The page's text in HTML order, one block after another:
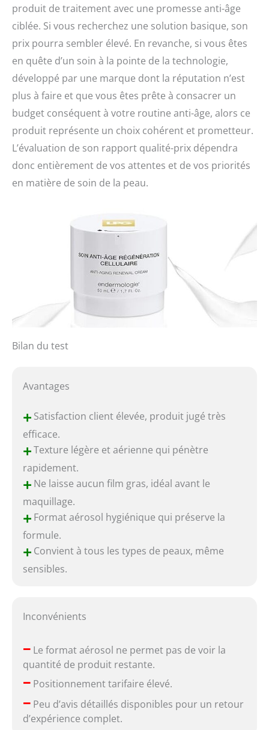
produit de traitement avec une promesse anti-âge
ciblée. Si vous recherchez une solution basique, son
prix pourra sembler élevé. En revanche, si vous êtes
en quête d’un soin à la pointe de la technologie,
développé par une marque dont la réputation n’est
plus à faire et que vous êtes prête à consacrer un
budget conséquent à votre routine anti-âge, alors ce
produit représente un choix cohérent et prometteur.
L’évaluation de son rapport qualité-prix dépendra
donc entièrement de vos attentes et de vos priorités
en matière de soin de la peau.
Bilan du test
Avantages
+Satisfaction client élevée, produit jugé très
efficace.
+Texture légère et aérienne qui pénètre
rapidement.
+Ne laisse aucun film gras, idéal avant le
maquillage.
+Format aérosol hygiénique qui préserve la
formule.
+Convient à tous les types de peaux, même
sensibles.
Inconvénients
–Le format aérosol ne permet pas de voir la
quantité de produit restante.
–Positionnement tarifaire élevé.
–Peu d’avis détaillés disponibles pour un retour
d’expérience complet.